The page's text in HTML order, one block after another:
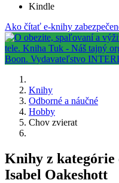
Kindle
Ako čítať e-knihy
Knihy
Odborné a náučné
Hobby
Chov zvierat
Knihy z kategórie
Isabel Oakeshott